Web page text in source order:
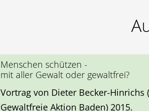
Menschen schützen -
mit aller Gewalt oder gewaltfrei?
Vortrag von Dieter Becker-Hinrichs
Gewaltfreie Aktion Baden) 2015.